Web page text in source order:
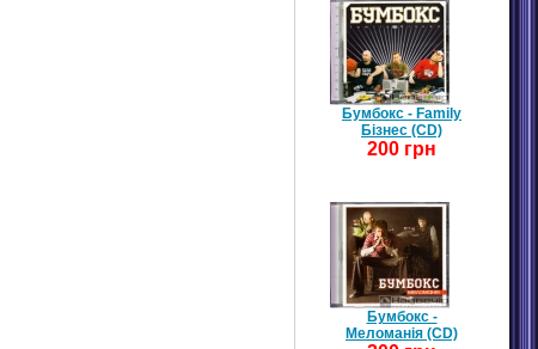
Бумбокс - Family
Бізнес (CD)
200 грн
Бумбокс -
Меломанія (CD)